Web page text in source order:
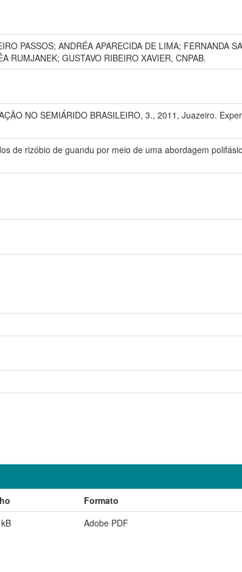
PASSOS; ANDRÉA APARECIDA DE LIMA; FERNANDA
RUMJANEK; GUSTAVO RIBEIRO XAVIER, CNPAB.
NO SEMIÁRIDO BRASILEIRO, 3., 2011, Juazeiro.
de rizóbio de guandu por meio de uma abordagem
Formato
Adobe PDF